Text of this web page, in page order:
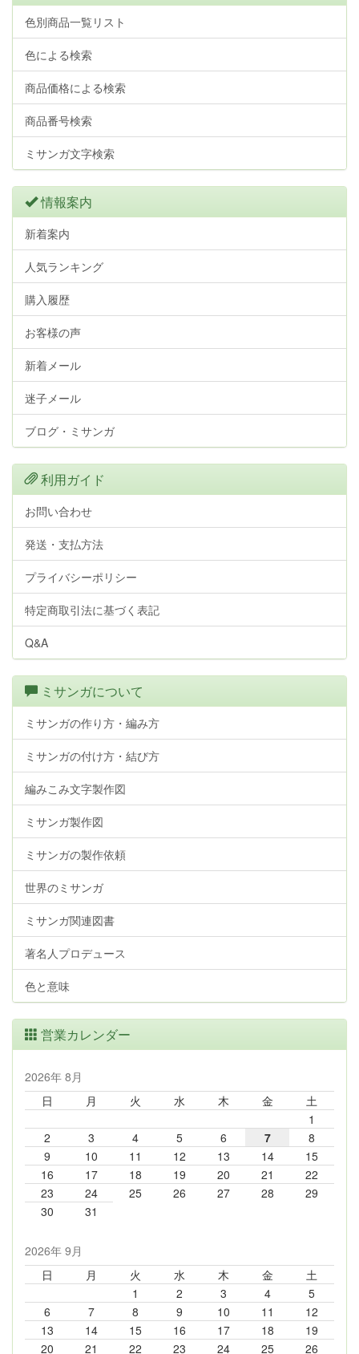
色別商品一覧リスト
色による検索
商品価格による検索
商品番号検索
ミサンガ文字検索
情報案内
新着案内
人気ランキング
購入履歴
お客様の声
新着メール
迷子メール
ブログ・ミサンガ
利用ガイド
お問い合わせ
発送・支払方法
プライバシーポリシー
特定商取引法に基づく表記
Q&A
ミサンガについて
ミサンガの作り方・編み方
ミサンガの付け方・結び方
編みこみ文字製作図
ミサンガ製作図
ミサンガの製作依頼
世界のミサンガ
ミサンガ関連図書
著名人プロデュース
色と意味
営業カレンダー
2026年 8月
日
月 火 水 木 金
土
1
2
3 4 5 6 7
8
9
10 11 12 13 14
15
16
17 18 19 20 21
22
23
24 25 26 27 28
29
30
31
2026年 9月
日
月 火 水 木 金
土
1
2 3 4
5
6
7 8 9 10 11
12
13
14 15 16 17 18
19
20
21 22 23 24 25 26